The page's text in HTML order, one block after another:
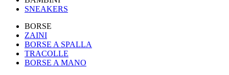
SNEAKERS
BORSE
ZAINI
BORSE A SPALLA
TRACOLLE
BORSE A MANO